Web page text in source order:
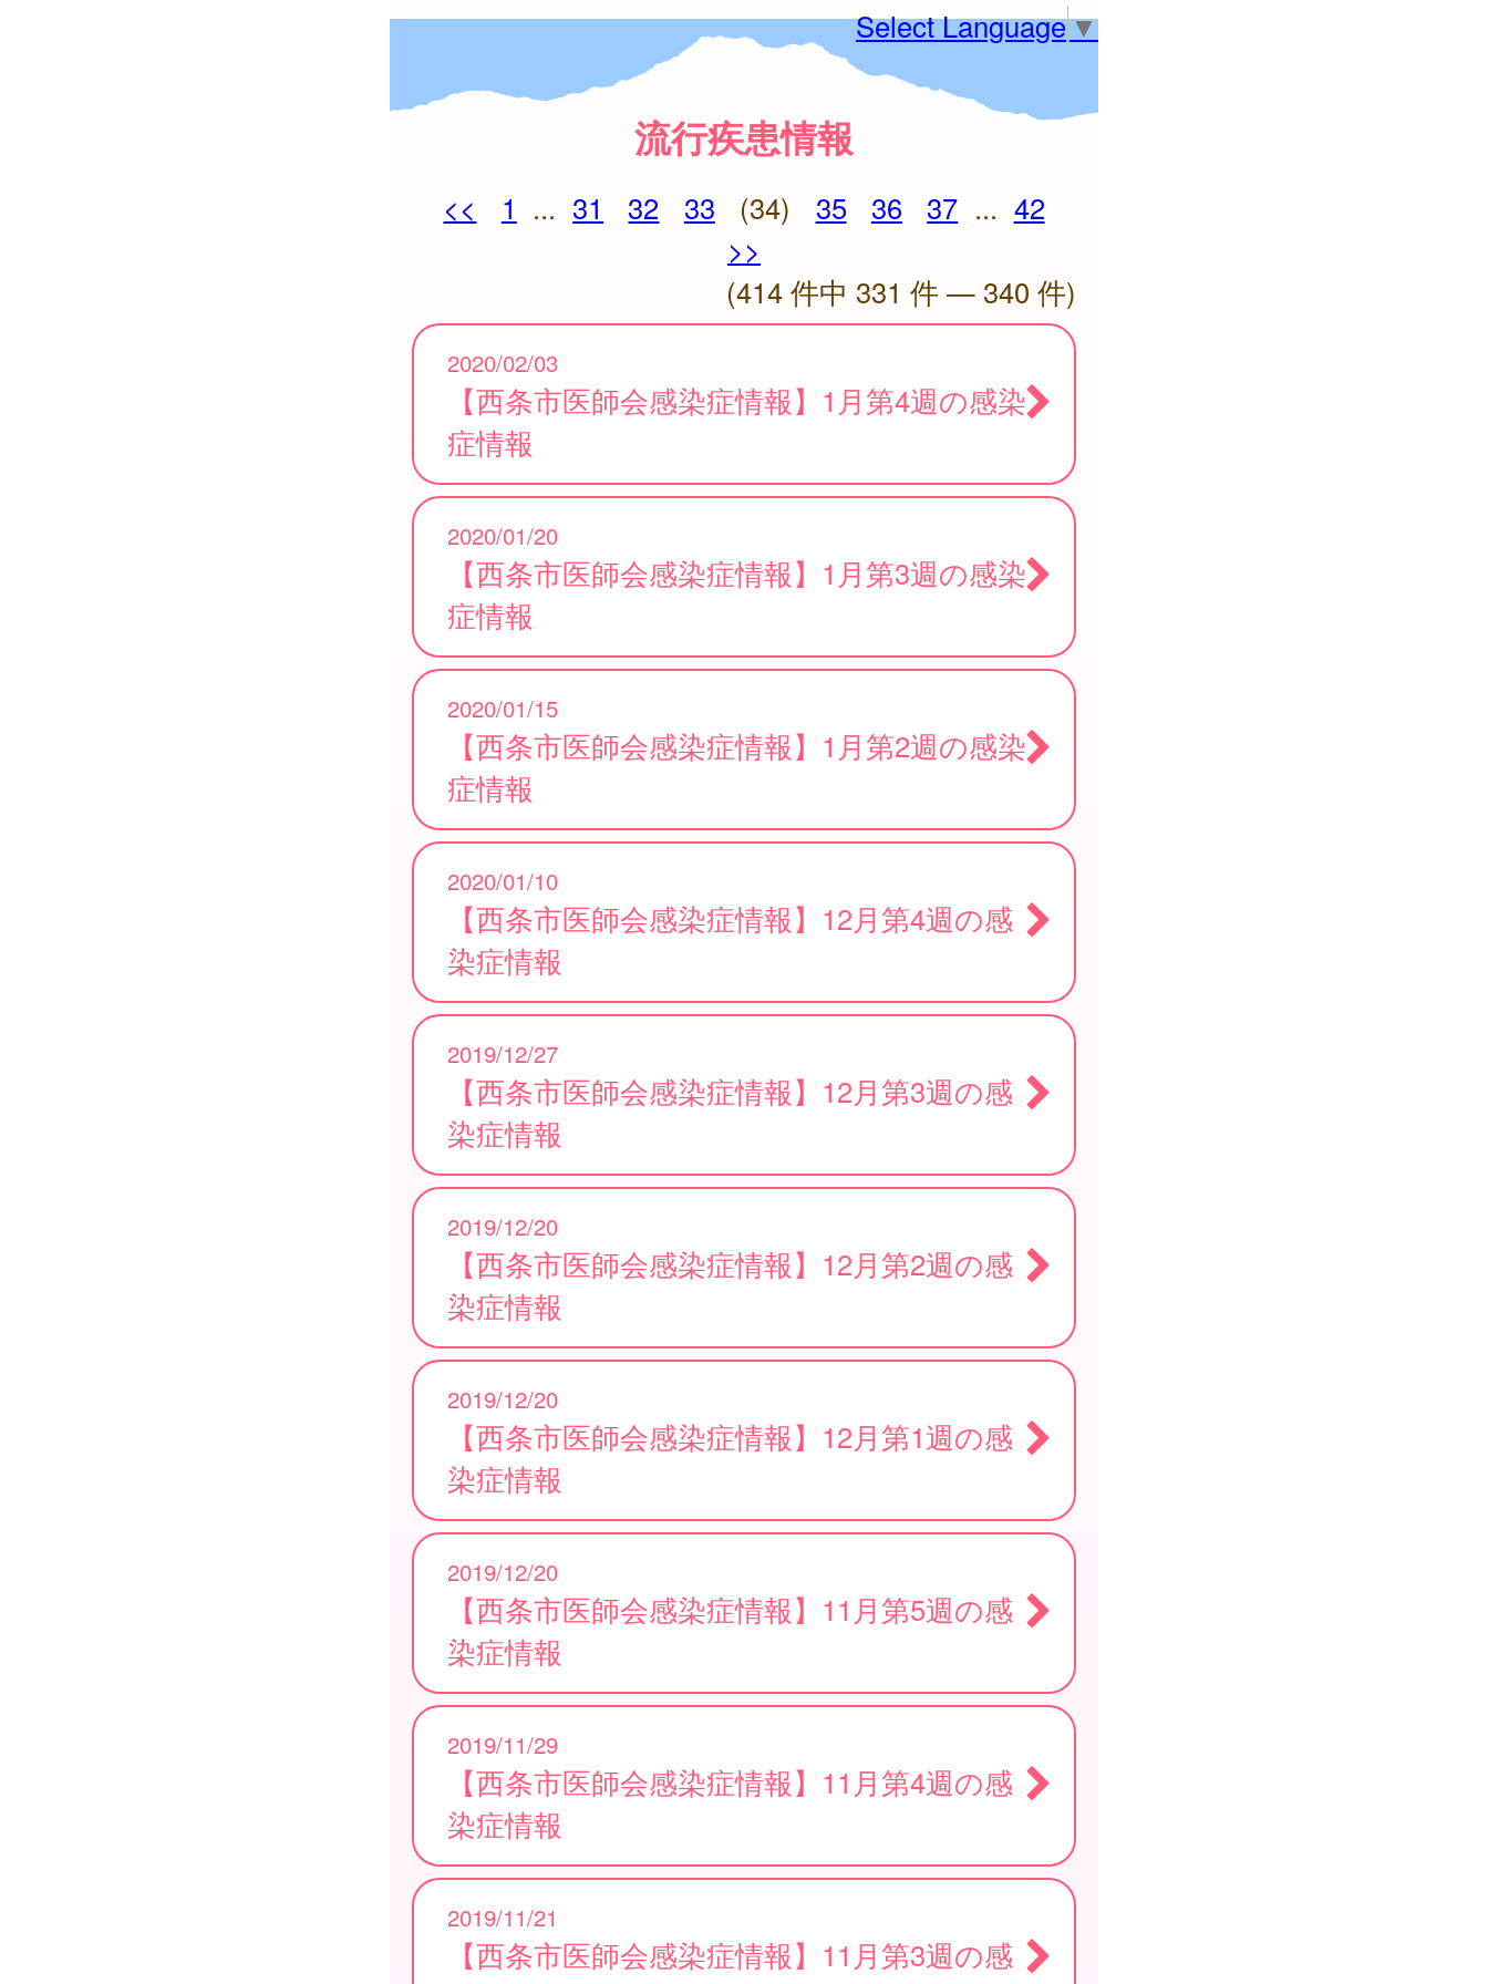
Select Language▼
流行疾患情報
<< 1 ... 31 32 33 (34) 35 36 37 ... 42
>>
(414 件中 331 件 — 340 件)
2020/02/03
【西条市医師会感染症情報】1月第4週の感染
症情報
2020/01/20
【西条市医師会感染症情報】1月第3週の感染
症情報
2020/01/15
【西条市医師会感染症情報】1月第2週の感染
症情報
2020/01/10
【西条市医師会感染症情報】12月第4週の感
染症情報
2019/12/27
【西条市医師会感染症情報】12月第3週の感
染症情報
2019/12/20
【西条市医師会感染症情報】12月第2週の感
染症情報
2019/12/20
【西条市医師会感染症情報】12月第1週の感
染症情報
2019/12/20
【西条市医師会感染症情報】11月第5週の感
染症情報
2019/11/29
【西条市医師会感染症情報】11月第4週の感
染症情報
2019/11/21
【西条市医師会感染症情報】11月第3週の感